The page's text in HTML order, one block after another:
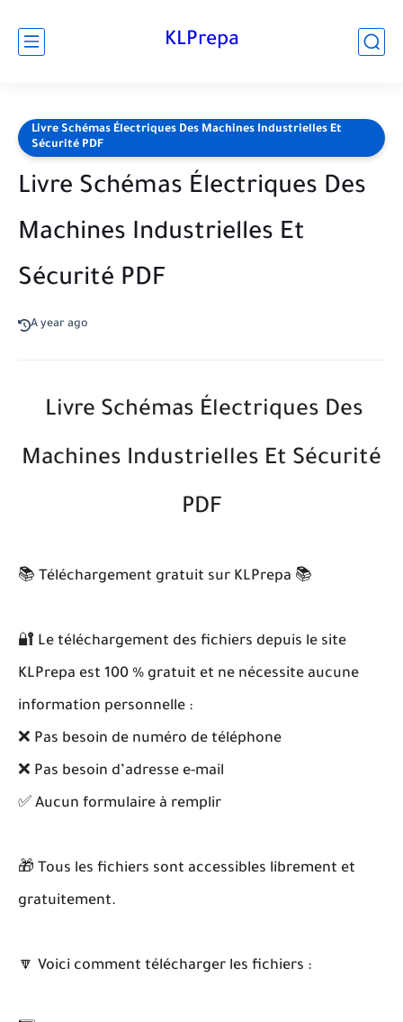
KLPrepa
Livre Schémas Électriques Des Machines Industrielles Et
Sécurité PDF
Livre Schémas Électriques Des
Machines Industrielles Et
Sécurité PDF
A year ago
Livre Schémas Électriques Des
Machines Industrielles Et Sécurité
PDF
📚 Téléchargement gratuit sur KLPrepa 📚
🔐 Le téléchargement des fichiers depuis le site
KLPrepa est 100 % gratuit et ne nécessite aucune
information personnelle :
❌ Pas besoin de numéro de téléphone
❌ Pas besoin d’adresse e-mail
✅ Aucun formulaire à remplir
🎁 Tous les fichiers sont accessibles librement et
gratuitement.
🔽 Voici comment télécharger les fichiers :